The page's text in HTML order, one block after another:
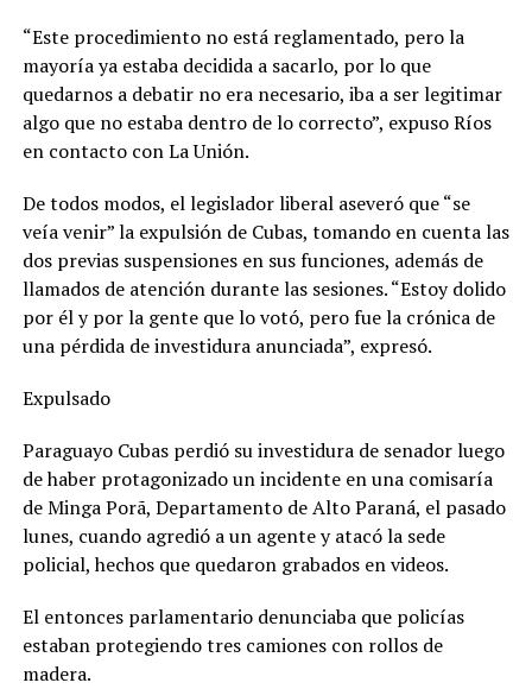
“Este procedimiento no está reglamentado, pero la
mayoría ya estaba decidida a sacarlo, por lo que
quedarnos a debatir no era necesario, iba a ser legitimar
algo que no estaba dentro de lo correcto”, expuso Ríos
en contacto con La Unión.
De todos modos, el legislador liberal aseveró que “se
veía venir” la expulsión de Cubas, tomando en cuenta las
dos previas suspensiones en sus funciones, además de
llamados de atención durante las sesiones. “Estoy dolido
por él y por la gente que lo votó, pero fue la crónica de
una pérdida de investidura anunciada”, expresó.
Expulsado
Paraguayo Cubas perdió su investidura de senador luego
de haber protagonizado un incidente en una comisaría
de Minga Porã, Departamento de Alto Paraná, el pasado
lunes, cuando agredió a un agente y atacó la sede
policial, hechos que quedaron grabados en videos.
El entonces parlamentario denunciaba que policías
estaban protegiendo tres camiones con rollos de
madera.